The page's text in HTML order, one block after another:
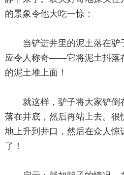
的景象令他大吃一惊：
当铲进井里的泥土落在驴
应令人称奇——它将泥土抖落
的泥土堆上面！
就这样，驴子将大家铲倒
落在井底，然后再站上去。
地上升到井口，然后在众人
了！